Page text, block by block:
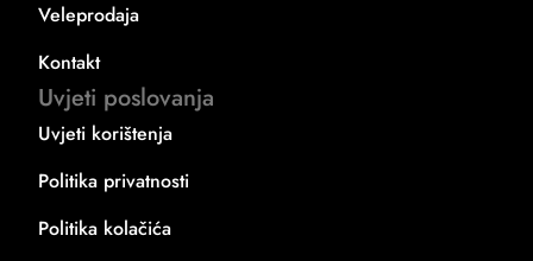
Veleprodaja
Kontakt
Uvjeti poslovanja
Uvjeti korištenja
Politika privatnosti
Politika kolačića